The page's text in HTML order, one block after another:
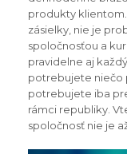
produkty
zásielky, nie je
spoločnosťou a
pravidelne aj
potrebujete niečo
potrebujete iba
rámci republiky.
spoločnosť nie je